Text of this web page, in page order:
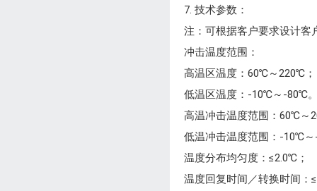
7. 技术参数：
注：可根据客户要求设计客
冲击温度范围：
高温区温度：60℃～220℃；
低温区温度：-10℃～-80℃
高温冲击温度范围：60℃～
低温冲击温度范围：-10℃
温度分布均匀度：≤2.0℃；
温度回复时间／转换时间：